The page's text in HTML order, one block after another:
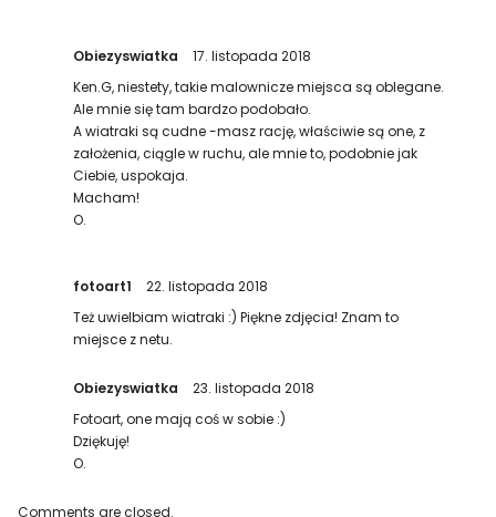
Obiezyswiatka
17. listopada 2018
Ken.G, niestety, takie malownicze miejsca są oblegane.
Ale mnie się tam bardzo podobało.
A wiatraki są cudne -masz rację, właściwie są one, z
założenia, ciągle w ruchu, ale mnie to, podobnie jak
Ciebie, uspokaja.
Macham!
O.
fotoart1
22. listopada 2018
Też uwielbiam wiatraki :) Piękne zdjęcia! Znam to
miejsce z netu.
Obiezyswiatka
23. listopada 2018
Fotoart, one mają coś w sobie :)
Dziękuję!
O.
Comments are closed.